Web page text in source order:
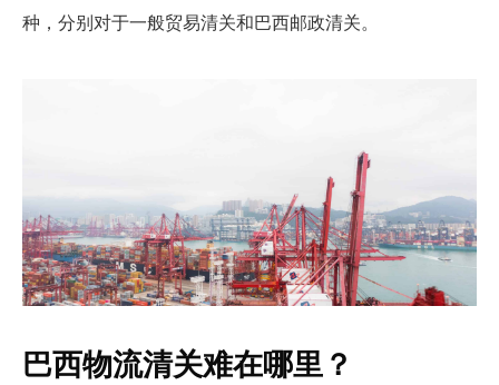
种，分别对于一般贸易清关和巴西邮政清关。
巴西物流清关难在哪里？